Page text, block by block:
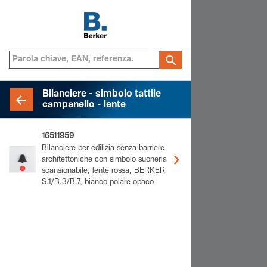
Bilanciere - simbolo tattile
campanello - lente
16511959
Bilanciere per edilizia senza barriere
architettoniche con simbolo suoneria
scansionabile, lente rossa, BERKER
S.1/B.3/B.7, bianco polare opaco